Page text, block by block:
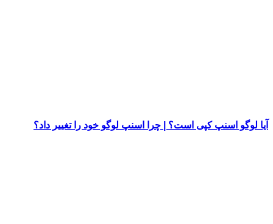
آیا لوگو اسنپ کپی است؟ | چرا اسنپ لوگو خود را تغییر داد؟